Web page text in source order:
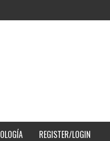
REGISTER/LOGIN